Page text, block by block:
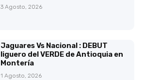
3 Agosto, 2026
Jaguares Vs Nacional : DEBUT
liguero del VERDE de Antioquia en
Montería
1 Agosto, 2026